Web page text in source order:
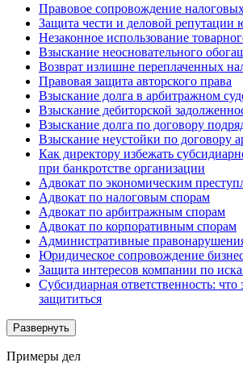
Правовое сопровождение
Защита чести и деловой репутации
Незаконное использование
Взыскание неосновательного
Возврат излишне переплаченных
Правовая защита авторского права
Взыскание долга в арбитражном
Взыскание дебиторской
Взыскание долга по договору
Взыскание неустойки по договору
Как директору избежать
при банкротстве организации
Адвокат по экономическим
Адвокат по налоговым спорам
Адвокат по арбитражным спорам
Адвокат по корпоративным спорам
Административные
Юридическое сопровождение
Защита интересов компании по
Субсидиарная ответственность: что
защититься
Развернуть
Примеры дел